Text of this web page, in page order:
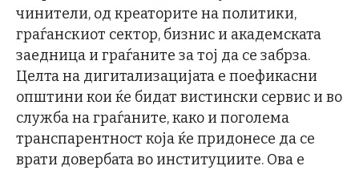
чинители, од креаторите на политики,
граѓанскиот сектор, бизнис и академската
заедница и граѓаните за тој да се забрза.
Целта на дигитализацијата е поефикасни
општини кои ќе бидат вистински сервис и во
служба на граѓаните, како и поголема
транспарентност која ќе придонесе да се
врати довербата во институциите. Ова е